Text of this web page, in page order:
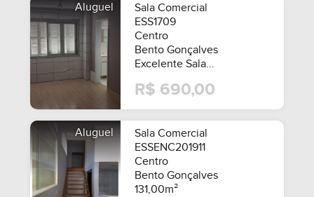
Aluguel
Sala Comercial
ESS1709
Centro
Bento Gonçalves
Excelente Sala...
R$ 690,00
Aluguel
Sala Comercial
ESSENC201911
Centro
Bento Gonçalves
131,00m²